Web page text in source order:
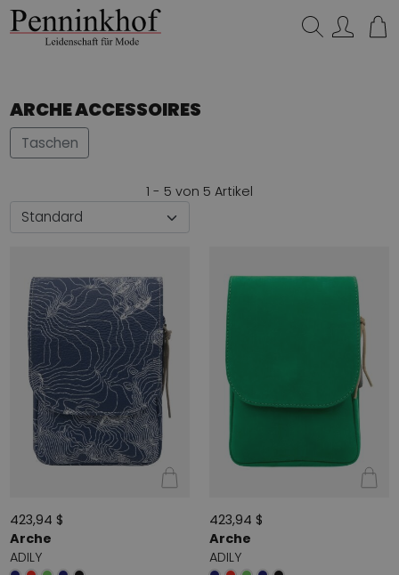
ARCHE ACCESSOIRES
Taschen
1 - 5 von 5 Artikel
423,94 $
Arche
ADILY
423,94 $
Arche
ADILY